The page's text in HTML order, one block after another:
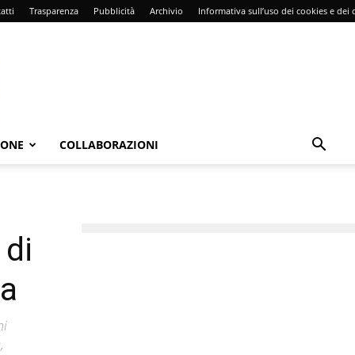
Trasparenza Pubblicità Archivio Informativa sull’uso dei cookies e dei
COLLABORAZIONI